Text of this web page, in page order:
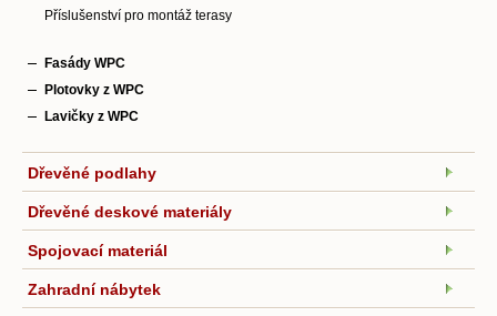
Příslušenství pro montáž terasy
Fasády WPC
Plotovky z WPC
Lavičky z WPC
Dřevěné podlahy
Dřevěné deskové materiály
Spojovací materiál
Zahradní nábytek